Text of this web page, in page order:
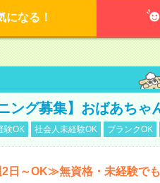
になる！
ング募集】おばあち
験OK 社会人未経験OK ブランクOK
日～OK≫無資格・未経験でも